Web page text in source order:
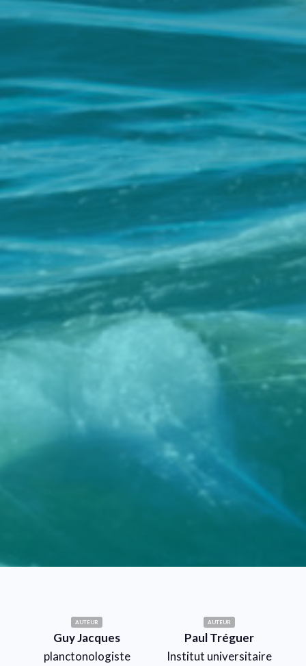
AUTEUR
Guy Jacques
planctonologiste
AUTEUR
Paul Tréguer
Institut universitaire